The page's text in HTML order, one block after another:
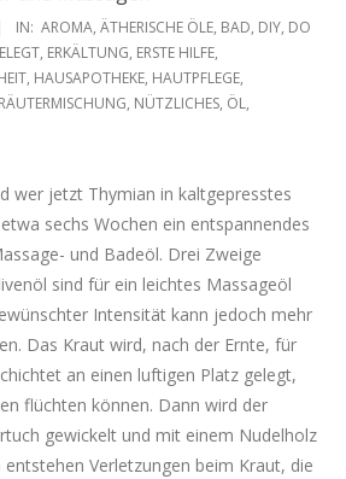
IN: AROMA, ÄTHERISCHE ÖLE, BAD, DIY, DO
, ERKÄLTUNG, ERSTE HILFE,
, HAUSAPOTHEKE, HAUTPFLEGE,
, NÜTZLICHES, ÖL,
wer jetzt Thymian in kaltgepresstes
sechs Wochen ein entspannendes
und Badeöl. Drei Zweige
sind für ein leichtes Massageöl
Intensität kann jedoch mehr
Das Kraut wird, nach der Ernte, für
an einen luftigen Platz gelegt,
flüchten können. Dann wird der
gewickelt und mit einem Nudelholz
Verletzungen beim Kraut, die